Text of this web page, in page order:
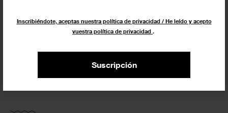
Inscribiéndote, aceptas nuestra política de privacidad / He leído y acepto
vuestra política de privacidad .
Suscripción